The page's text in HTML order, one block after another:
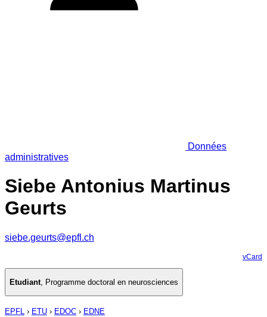
Données
administratives
Siebe Antonius Martinus
Geurts
siebe.geurts@epfl.ch
vCard
Etudiant, Programme doctoral en neurosciences
EPFL › ETU › EDOC › EDNE